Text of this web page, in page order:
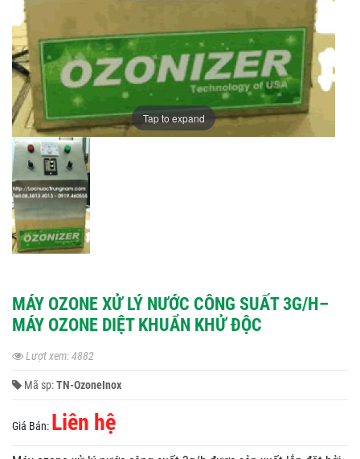
Tap to expand
MÁY OZONE XỬ LÝ NƯỚC CÔNG SUẤT 3G/H–
MÁY OZONE DIỆT KHUẨN KHỬ ĐỘC
Lượt xem: 4882
Mã sp:TN-OzoneInox
Giá Bán: Liên hệ